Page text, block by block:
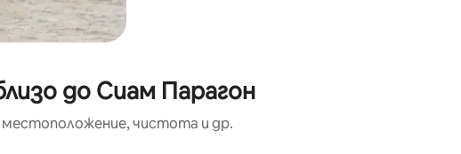
до Сиам Парагон
местоположение, чистота и др.